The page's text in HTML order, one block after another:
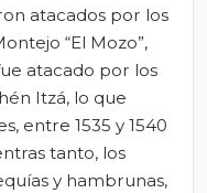
atacados por los
“El Mozo”,
atacado por los
Itzá, lo que
entre 1535 y 1540
tanto, los
y hambrunas,